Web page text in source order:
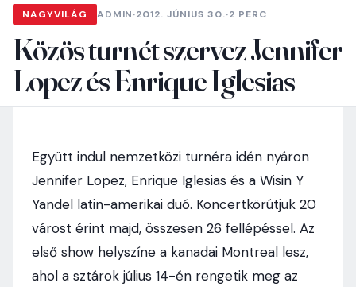
NAGYVILÁG ADMIN·2012. JÚNIUS 30.·2 PERC
Közös turnét szervez Jennifer
Lopez és Enrique Iglesias
Együtt indul nemzetközi turnéra idén nyáron
Jennifer Lopez, Enrique Iglesias és a Wisin Y
Yandel latin-amerikai duó. Koncertkörútjuk 20
várost érint majd, összesen 26 fellépéssel. Az
első show helyszíne a kanadai Montreal lesz,
ahol a sztárok július 14-én rengetik meg az